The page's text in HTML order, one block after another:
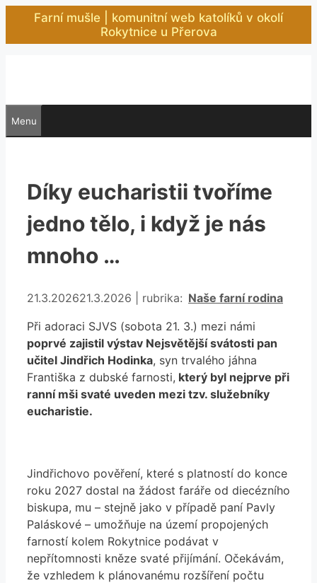
Přeskočit
obsah
Farní mušle | komunitní web katolíků v okolí
Rokytnice u Přerova
Menu
Díky eucharistii tvoříme
jedno tělo, i když je nás
mnoho …
21.3.202621.3.2026 rubrika: Rubriky
Naše farní rodina
Při adoraci SJVS (sobota 21. 3.) mezi námi
poprvé zajistil výstav Nejsvětější svátosti pan
učitel Jindřich Hodinka, syn trvalého jáhna
Františka z dubské farnosti, který byl nejprve při
ranní mši svaté uveden mezi tzv. služebníky
eucharistie.
Jindřichovo pověření, které s platností do konce
roku 2027 dostal na žádost faráře od diecézního
biskupa, mu – stejně jako v případě paní Pavly
Paláskové – umožňuje na území propojených
farností kolem Rokytnice podávat v
nepřítomnosti kněze svaté přijímání. Očekávám,
že vzhledem k plánovanému rozšíření počtu